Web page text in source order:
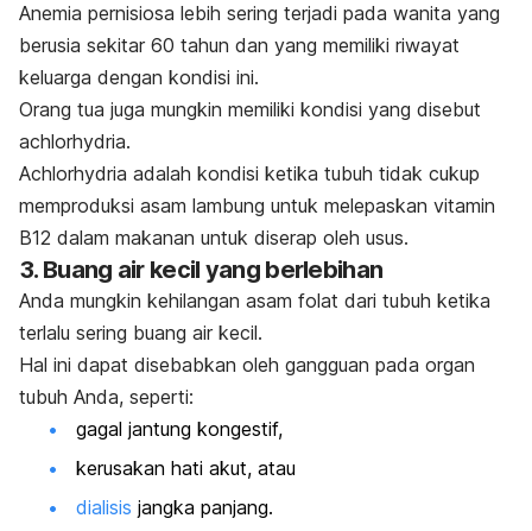
Anemia pernisiosa lebih sering terjadi pada wanita yang
berusia sekitar 60 tahun dan yang memiliki riwayat
keluarga dengan kondisi ini.
Orang tua juga mungkin memiliki kondisi yang disebut
achlorhydria.
Achlorhydria adalah kondisi ketika tubuh tidak cukup
memproduksi asam lambung untuk melepaskan vitamin
B12 dalam makanan untuk diserap oleh usus.
3. Buang air kecil yang berlebihan
Anda mungkin kehilangan asam folat dari tubuh ketika
terlalu sering buang air kecil.
Hal ini dapat disebabkan oleh gangguan pada organ
tubuh Anda, seperti:
gagal jantung kongestif,
kerusakan hati akut, atau
dialisis jangka panjang.